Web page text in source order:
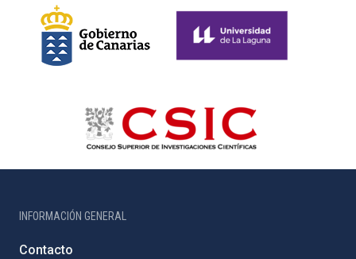
INFORMACIÓN GENERAL
Contacto